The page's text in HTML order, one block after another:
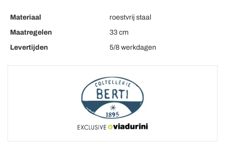
Materiaal
roestvrij staal
Maatregelen
33 cm
Levertijden
5/8 werkdagen